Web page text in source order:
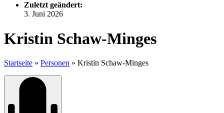
Zuletzt geändert:
3. Juni 2026
Kristin Schaw-Minges
Startseite » Personen » Kristin Schaw-Minges